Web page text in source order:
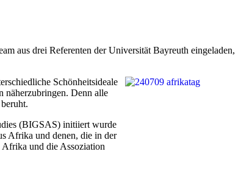
aus drei Referenten der Universität Bayreuth eingeladen,
Schönheitsideale
näherzubringen. Denn alle
(BIGSAS) initiiert wurde
Afrika und denen, die in der
Afrika und die Assoziation